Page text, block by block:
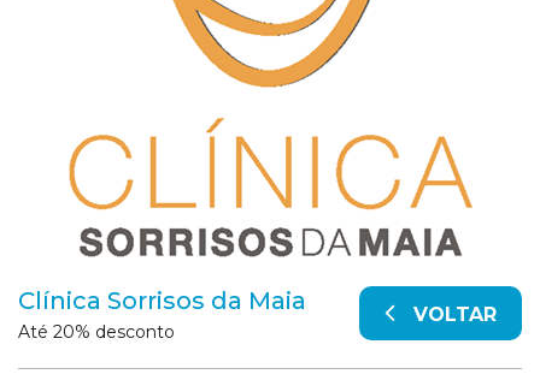
Clínica Sorrisos da Maia VOLTAR
Até 20% desconto